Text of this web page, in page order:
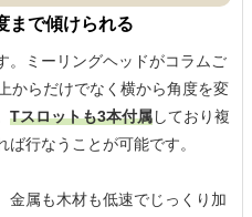
まで傾けられる
。ミーリングヘッドがコラムご
からだけでなく横から角度を変
Tスロットも3本付属しており複
行なうことが可能です。
金属も木材も低速でじっくり加